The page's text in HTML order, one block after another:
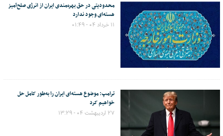
محدودیتی در حق بهره‌مندی ایران از انرژی صلح‌آمیز
هسته‌ای وجود ندارد
۱۱ خرداد ۰۴ - ۰۱:۴۹
ترامپ: موضوع هسته‌ای ایران را به‌طور کامل حل
خواهیم کرد
۲۷ اردیبهشت ۰۴ - ۱۳:۲۹